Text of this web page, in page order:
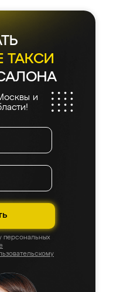
ТАКСИ
и
персональных